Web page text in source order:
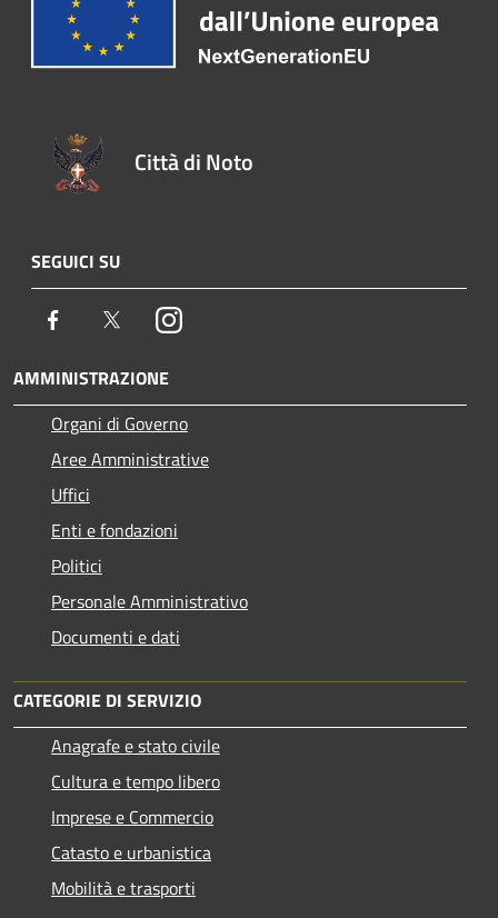
Città di Noto
SEGUICI SU
Facebook TwitterInstagram
AMMINISTRAZIONE
Organi di Governo
Aree Amministrative
Uffici
Enti e fondazioni
Politici
Personale Amministrativo
Documenti e dati
CATEGORIE DI SERVIZIO
Anagrafe e stato civile
Cultura e tempo libero
Imprese e Commercio
Catasto e urbanistica
Mobilità e trasporti